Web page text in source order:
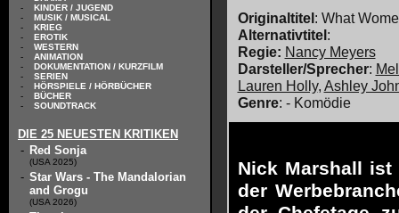
-
-
-
-
-
-
-
-
-
-
-
KINDER / JUGEND
MUSIK / MUSICAL
KRIEG
EROTIK
WESTERN
ANIMATION
DOKUMENTATION / KURZFILM
SERIEN
HÖRSPIELE / HÖRBÜCHER
BÜCHER
SOUNDTRACK
DIE 25 NEUESTEN KRITIKEN
- Red Sonja
(USA 2025)
- Star Wars - The Mandalorian
and Grogu
(USA 2026)
Originaltitel : What
Alternativtitel :
Regie: Nancy Meyers
Darsteller/Sprecher:
Lauren Holly, Ashley
Genre: - Komödie
Nick Marshall
der